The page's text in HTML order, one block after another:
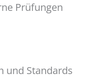
Prüfungen
und Standards